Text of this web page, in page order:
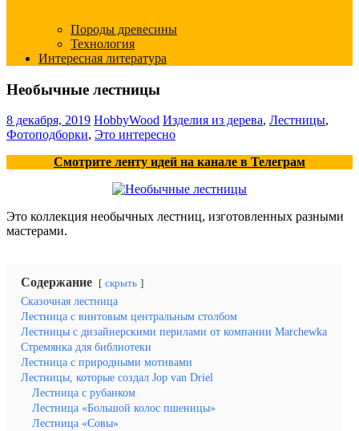
Породы древесины
Технология
Интересная литература
Необычные лестницы
8 декабря, 2019 HobbyWood Изделия из дерева, Лестницы,
Фотоподборки, Это интересно
Смотрите ленту идей на канале в Телеграм
Это коллекция необычных лестниц, изготовленных разными
мастерами.
Содержание скрыть
Сказочная лестница
Лестница с винтовым центральным столбом
Лестницы с дизайнерскими перилами от компании Marchewka
Стремянка для библиотеки
Лестница с природными мотивами
Лестницы, которые создал Jop van Driel
Лестница с рубанком
Лестница «Большой колос пшеницы»
Лестница «Совы»